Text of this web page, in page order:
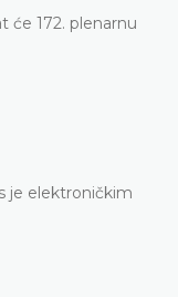
će 172. plenarnu
je elektroničkim